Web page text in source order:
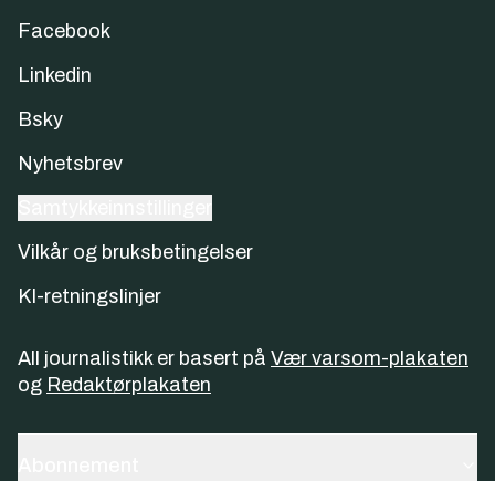
Facebook
Linkedin
Bsky
Nyhetsbrev
Vilkår og bruksbetingelser
KI-retningslinjer
All journalistikk er basert på Vær varsom-plakaten
og Redaktørplakaten